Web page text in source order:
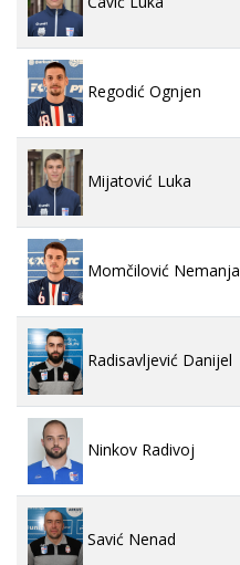
Regodić Ognjen
Mijatović Luka
Momčilović Nemanja
Radisavljević Danijel
Ninkov Radivoj
Savić Nenad